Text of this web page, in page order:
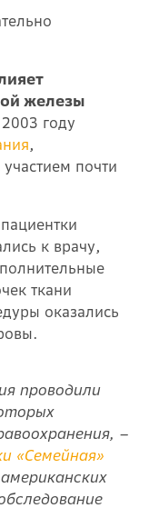
железы
году
,
почти
к врачу,
ткани
оказались
проводили
–
«Семейная»